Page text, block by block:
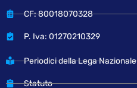
CF: 80018070328
P. Iva: 01270210329
Periodici della Lega Nazionale
Statuto